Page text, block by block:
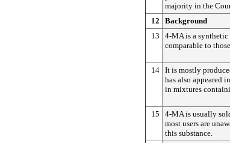
majority in the
12
Background
13
4-MA is a synthetic
comparable to
14 It is mostly
has also appeared
in mixtures
15
4-MA is usually
most users are
this substance.